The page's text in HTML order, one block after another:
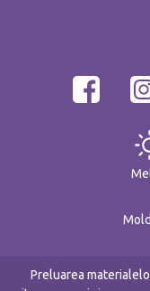
Preluarea